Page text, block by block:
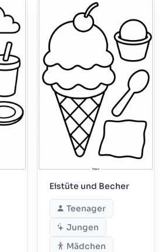
Eistüte und Becher
Teenager
Jungen
Mädchen